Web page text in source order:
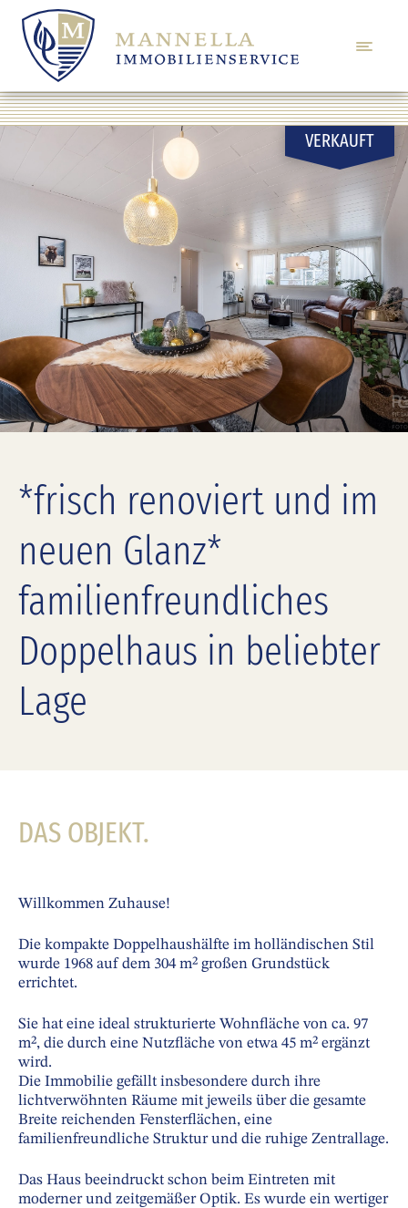
VERKAUFT
*frisch renoviert und im
neuen Glanz*
familienfreundliches
Doppelhaus in beliebter
Lage
DAS OBJEKT.
Willkommen Zuhause!
Die kompakte Doppelhaushälfte im holländischen Stil
wurde 1968 auf dem 304 m² großen Grundstück
errichtet.
Sie hat eine ideal strukturierte Wohnfläche von ca. 97
m², die durch eine Nutzfläche von etwa 45 m² ergänzt
wird.
Die Immobilie gefällt insbesondere durch ihre
lichtverwöhnten Räume mit jeweils über die gesamte
Breite reichenden Fensterflächen, eine
familienfreundliche Struktur und die ruhige Zentrallage.
Das Haus beeindruckt schon beim Eintreten mit
moderner und zeitgemäßer Optik. Es wurde ein wertiger